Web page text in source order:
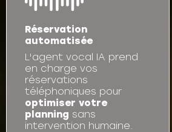
Réservation
automatisée
L'agent vocal IA prend
en charge vos
réservations
téléphoniques pour
optimiser votre
planning sans
intervention humaine.